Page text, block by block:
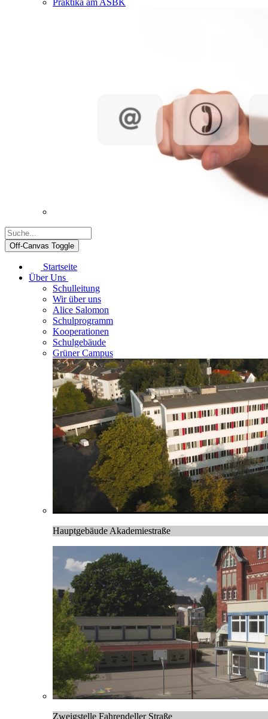
Praktika am ASBK
Off-Canvas Toggle
Startseite
Über Uns
Schulleitung
Wir über uns
Alice Salomon
Schulprogramm
Kooperationen
Schulgebäude
Grüner Campus
Hauptgebäude Akademiestraße
Zweigstelle Fahrendeller Straße